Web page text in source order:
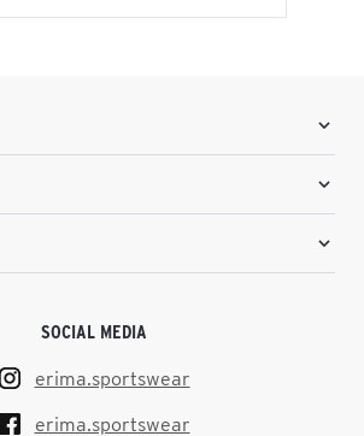
SOCIAL MEDIA
erima.sportswear
erima.sportswear